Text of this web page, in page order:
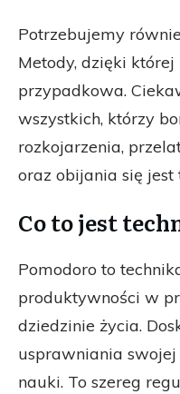
Potrzebujemy
Metody, dzięki
przypadkowa.
wszystkich, którzy
rozkojarzenia,
oraz obijania się jest
Co to jest
Pomodoro to
produktywności w
dziedzinie życia.
usprawniania
nauki. To szereg